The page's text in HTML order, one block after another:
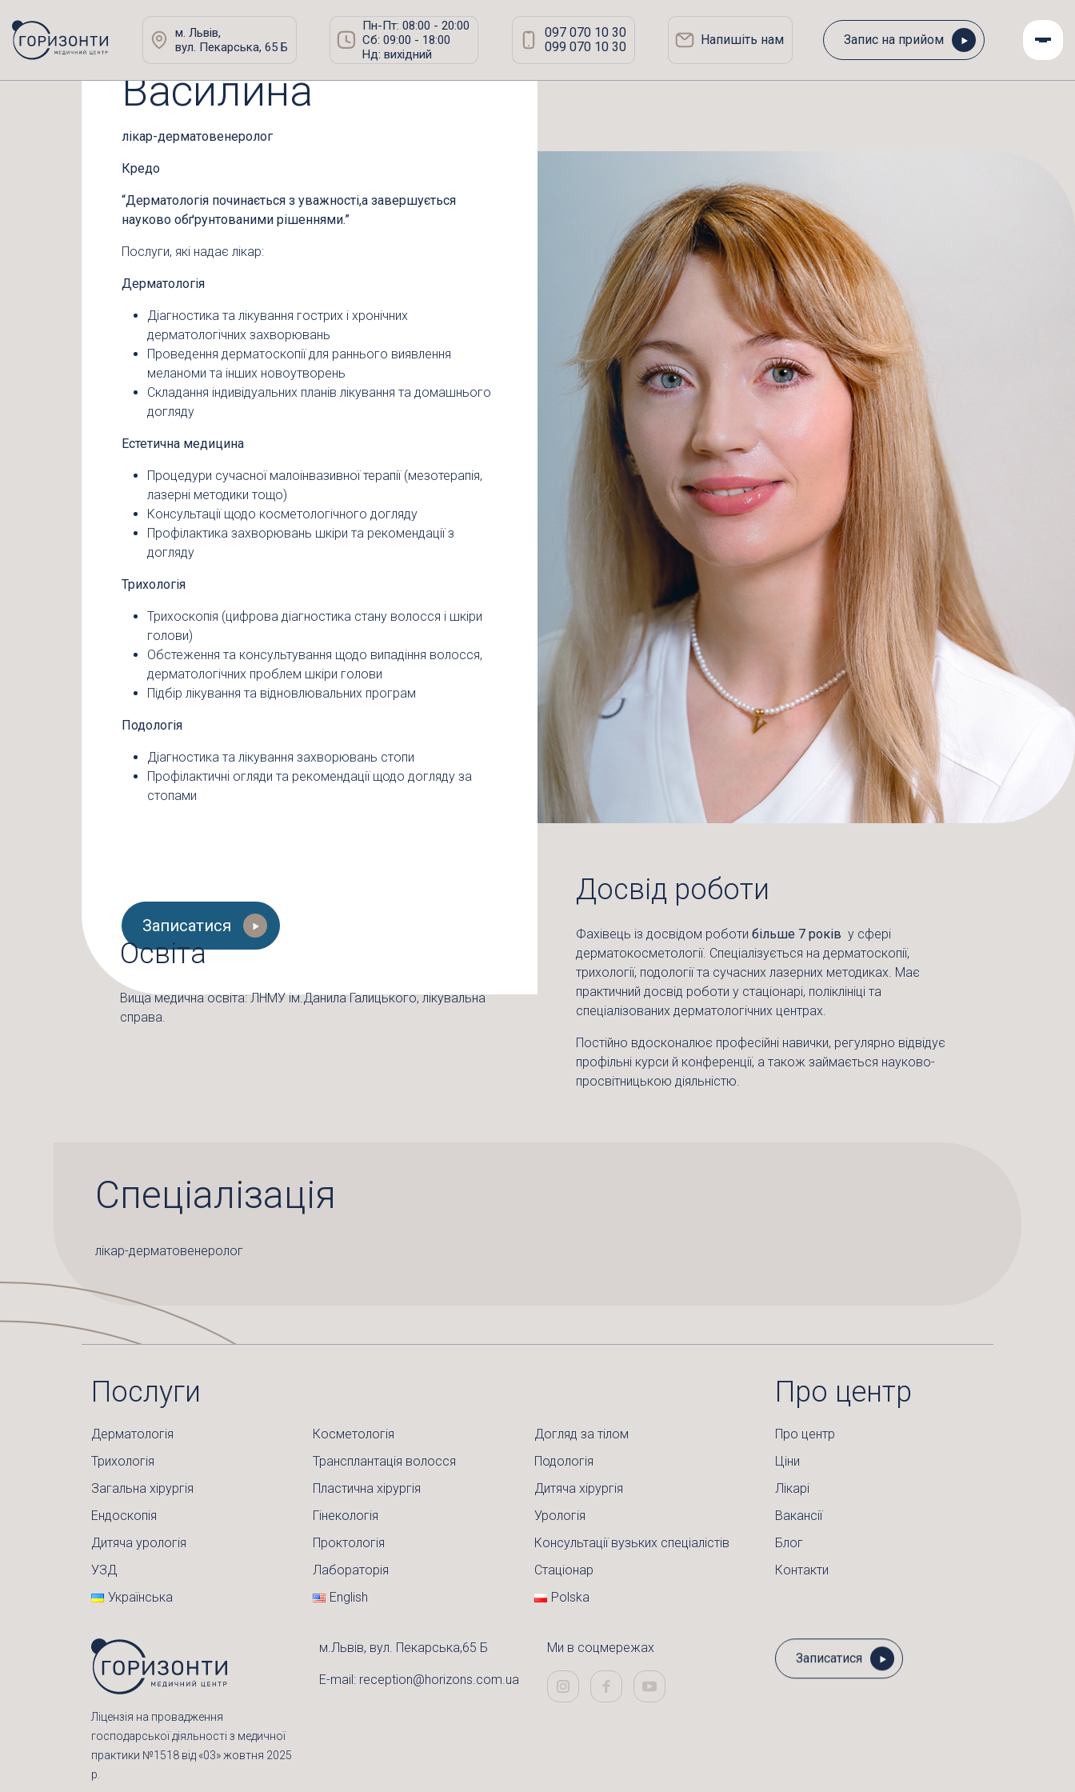
м. Львів,
вул. Пекарська, 65 Б
Пн-Пт: 08:00 - 20:00
Сб: 09:00 - 18:00
Нд: вихідний
097 070 10 30
099 070 10 30
Напишіть нам Запис на прийом
Горизонти »Спеціалісти » Павличак Василина
Павличак
Василина
лікар-дерматовенеролог
Кредо
“Дерматологія починається з уважності,а завершується
науково обґрунтованими рішеннями.”
Послуги, які надає лікар:
Дерматологія
Діагностика та лікування гострих і хронічних
дерматологічних захворювань
Проведення дерматоскопії для раннього виявлення
меланоми та інших новоутворень
Складання індивідуальних планів лікування та домашнього
догляду
Естетична медицина
Процедури сучасної малоінвазивної терапії (мезотерапія,
лазерні методики тощо)
Консультації щодо косметологічного догляду
Профілактика захворювань шкіри та рекомендації з
догляду
Трихологія
Трихоскопія (цифрова діагностика стану волосся і шкіри
голови)
Обстеження та консультування щодо випадіння волосся,
дерматологічних проблем шкіри голови
Підбір лікування та відновлювальних програм
Подологія
Діагностика та лікування захворювань стопи
Профілактичні огляди та рекомендації щодо догляду за
стопами
Записатися
Освіта
Вища медична освіта: ЛНМУ ім.Данила Галицького, лікувальна
справа.
Досвід роботи
Фахівець із досвідом роботи більше 7 років у сфері
дерматокосметології. Спеціалізується на дерматоскопії,
трихології, подології та сучасних лазерних методиках. Має
практичний досвід роботи у стаціонарі, поліклініці та
спеціалізованих дерматологічних центрах.
Постійно вдосконалює професійні навички, регулярно відвідує
профільні курси й конференції, а також займається науково-
просвітницькою діяльністю.
Спеціалізація
лікар-дерматовенеролог
Послуги
Дерматологія Косметологія
Догляд за тілом
Трихологія
Трансплантація волосся
Подологія
Загальна хірургія
Пластична хірургія
Дитяча хірургія
Ендоскопія
Гінекологія
Урологія
Дитяча урологія
Проктологія
Консультації вузьких спеціалістів
УЗД
Лабораторія
Стаціонар
Українська
English Polska
Про центр
Про центр
Ціни
Лікарі
Вакансії
Блог
Контакти
Ліцензія на провадження
господарської діяльності з медичної
практики №1518 від «03» жовтня 2025
р.
м.Львів, вул. Пекарська,65 Б
E-mail: reception@horizons.com.ua
Ми в соцмережах
Записатися